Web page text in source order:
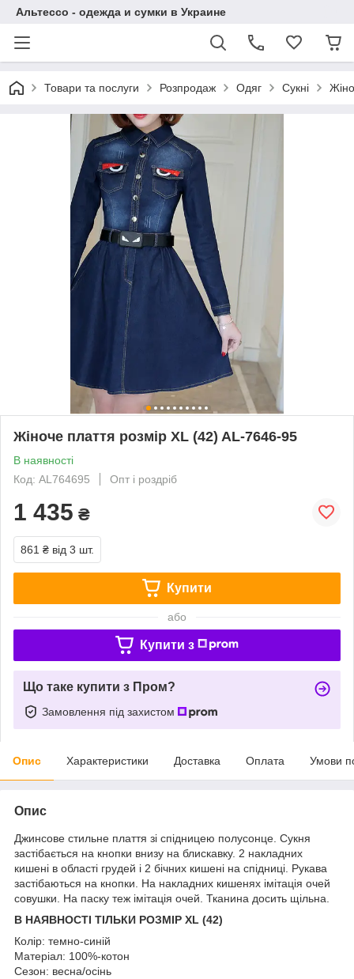
Альтессо - одежда и сумки в Украине
Товари та послуги Розпродаж Одяг Сукні
Жіноче плаття розмір XL (42) AL-7646-95
В наявності
Код: AL764695
Опт і роздріб
1 435 ₴
861 ₴ від 3 шт.
Купити
або
Купити з
Що таке купити з Пром?
Замовлення під захистом
Опис Характеристики Доставка Оплата Умови
Опис
Джинсове стильне плаття зі спідницею полусонце. Сукня
застібається на кнопки внизу на блискавку. 2 накладних
кишені в області грудей і 2 бічних кишені на спідниці. Рукава
застібаються на кнопки. На накладних кишенях імітація очей
совушки. На паску теж імітація очей. Тканина досить щільна.
В НАЯВНОСТІ ТІЛЬКИ РОЗМІР XL (42)
Колір: темно-синій
Матеріал: 100%-котон
Сезон: весна/осінь